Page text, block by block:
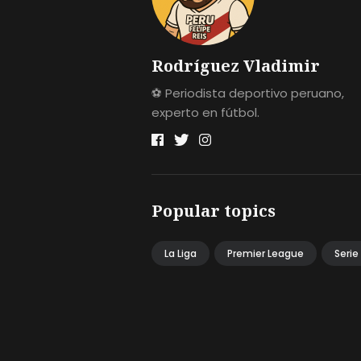
Rodríguez Vladimir
⚽ Periodista deportivo peruano,
experto en fútbol.
Popular topics
La Liga Premier League Serie